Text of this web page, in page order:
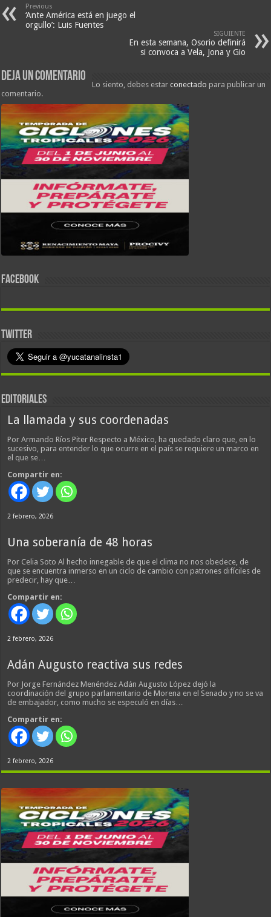
Previous
‘Ante América está en juego el
orgullo’: Luis Fuentes
SIGUIENTE
En esta semana, Osorio definirá
si convoca a Vela, Jona y Gio
Deja un comentario
Lo siento, debes estarconectado para publicar un
comentario.
FACEBOOK
TWITTER
EDITORIALES
La llamada y sus coordenadas
Por Armando Ríos Piter Respecto a México, ha quedado claro que, en lo
sucesivo, para entender lo que ocurre en el país se requiere un marco en
el que se…
Compartir en:
2 febrero, 2026
Una soberanía de 48 horas
Por Celia Soto Al hecho innegable de que el clima no nos obedece, de
que se encuentra inmerso en un ciclo de cambio con patrones difíciles de
predecir, hay que…
Compartir en:
2 febrero, 2026
Adán Augusto reactiva sus redes
Por Jorge Fernández Menéndez Adán Augusto López dejó la
coordinación del grupo parlamentario de Morena en el Senado y no se va
de embajador, como mucho se especuló en días…
Compartir en:
2 febrero, 2026